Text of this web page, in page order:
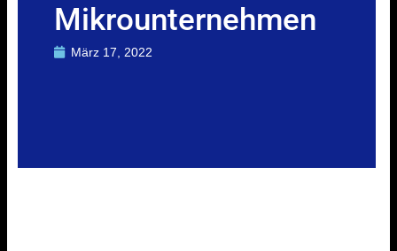
Mikrounternehmen
März 17, 2022